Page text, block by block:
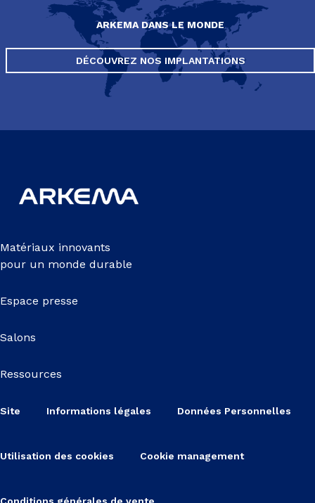
ARKEMA DANS LE MONDE
DÉCOUVREZ NOS IMPLANTATIONS
Matériaux innovants
pour un monde durable
Espace presse
Salons
Ressources
Site Informations légales Données Personnelles
Utilisation des cookies Cookie management